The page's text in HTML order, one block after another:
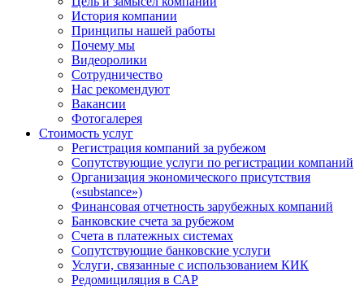
История компании
Принципы нашей работы
Почему мы
Видеоролики
Сотрудничество
Нас рекомендуют
Вакансии
Фотогалерея
Стоимость услуг
Регистрация компаний за рубежом
Сопутствующие услуги по регистрации компаний
Организация экономического присутствия
(«substance»)
Финансовая отчетность зарубежных компаний
Банковские счета за рубежом
Счета в платежных системах
Сопутствующие банковские услуги
Услуги, связанные с использованием КИК
Редомициляция в САР